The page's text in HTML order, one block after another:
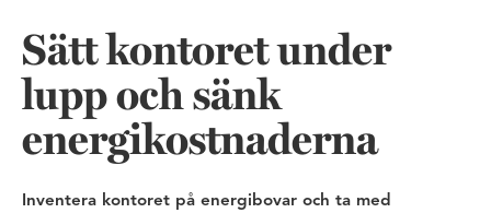
Sätt kontoret under
lupp och sänk
energikostnaderna
Inventera kontoret på energibovar och ta med